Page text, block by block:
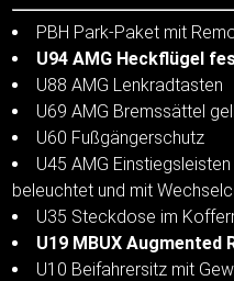
PBH Park-Paket mit
U94 AMG Heckflügel
U88 AMG Lenkradtasten
U69 AMG Bremssättel
U60 Fußgängerschutz
U45 AMG
beleuchtet und mit
U35 Steckdose im
U19 MBUX
U10 Beifahrersitz mit